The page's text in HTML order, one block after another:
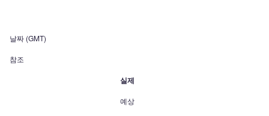
날짜 (GMT)
참조
실제
예상